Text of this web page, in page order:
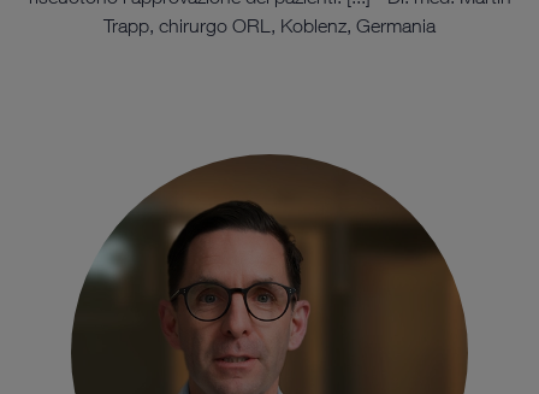
Trapp, chirurgo ORL, Koblenz, Germania